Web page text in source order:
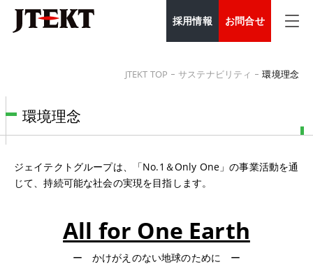
採用情報 お問合せ
JTEKT TOP サステナビリティ 環境理念
環境理念
ジェイテクトグループは、「No.1＆Only One」の事業活動を通
じて、持続可能な社会の実現を目指します。
All for One Earth
ー かけがえのない地球のために ー